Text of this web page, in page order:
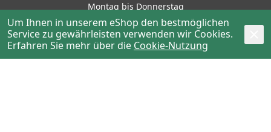
Montag bis Donnerstag
07:00–12:00 Uhr / 13:15–17:15 Uhr
Freitag
07:00–12:00 Uhr / 13:15–16:00 Uhr
Um Ihnen in unserem eShop den bestmöglichen
Service zu gewährleisten verwenden wir Cookies.
Erfahren Sie mehr über die Cookie-Nutzung